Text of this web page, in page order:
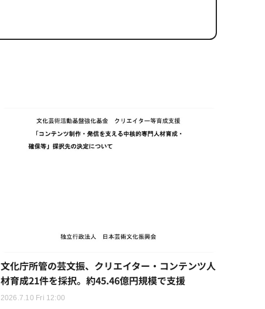
文化庁所管の芸文振、クリエイター・コンテンツ人
材育成21件を採択。約45.46億円規模で支援
2026.7.10 Fri 12:00